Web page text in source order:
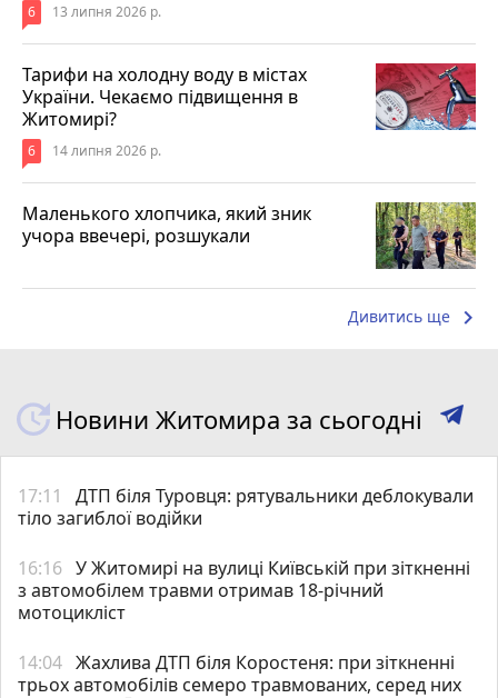
6 13 липня 2026 р.
Тарифи на холодну воду в містах
України. Чекаємо підвищення в
Житомирі?
6 14 липня 2026 р.
Маленького хлопчика, який зник
учора ввечері, розшукали
Дивитись ще keyboard_arrow_right
Новини Житомира за сьогодні
17:11
ДТП біля Туровця: рятувальники деблокували
тіло загиблої водійки
16:16 У Житомирі на вулиці Київській при зіткненні
з автомобілем травми отримав 18-річний
мотоцикліст
14:04 Жахлива ДТП біля Коростеня: при зіткненні
трьох автомобілів семеро травмованих, серед них